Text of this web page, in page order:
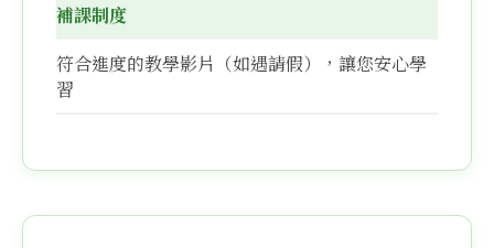
補課制度
符合進度的教學影片（如遇請假），讓您安心學
習